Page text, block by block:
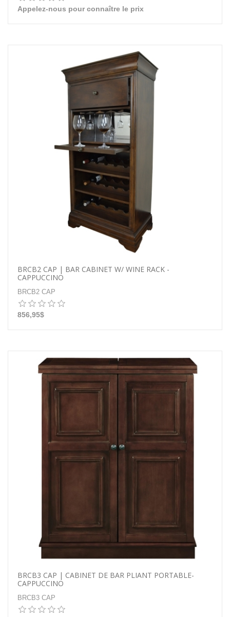
Appelez-nous pour connaître le prix
BRCB2 CAP | BAR CABINET W/ WINE RACK -
CAPPUCCINO
BRCB2 CAP
856,95$
BRCB3 CAP | CABINET DE BAR PLIANT PORTABLE-
CAPPUCCINO
BRCB3 CAP